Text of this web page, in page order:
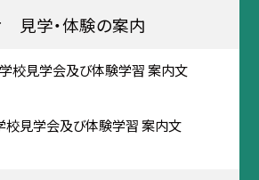
見学・体験の案内
学校見学会及び体験学習 案内文
校見学会及び体験学習 案内文